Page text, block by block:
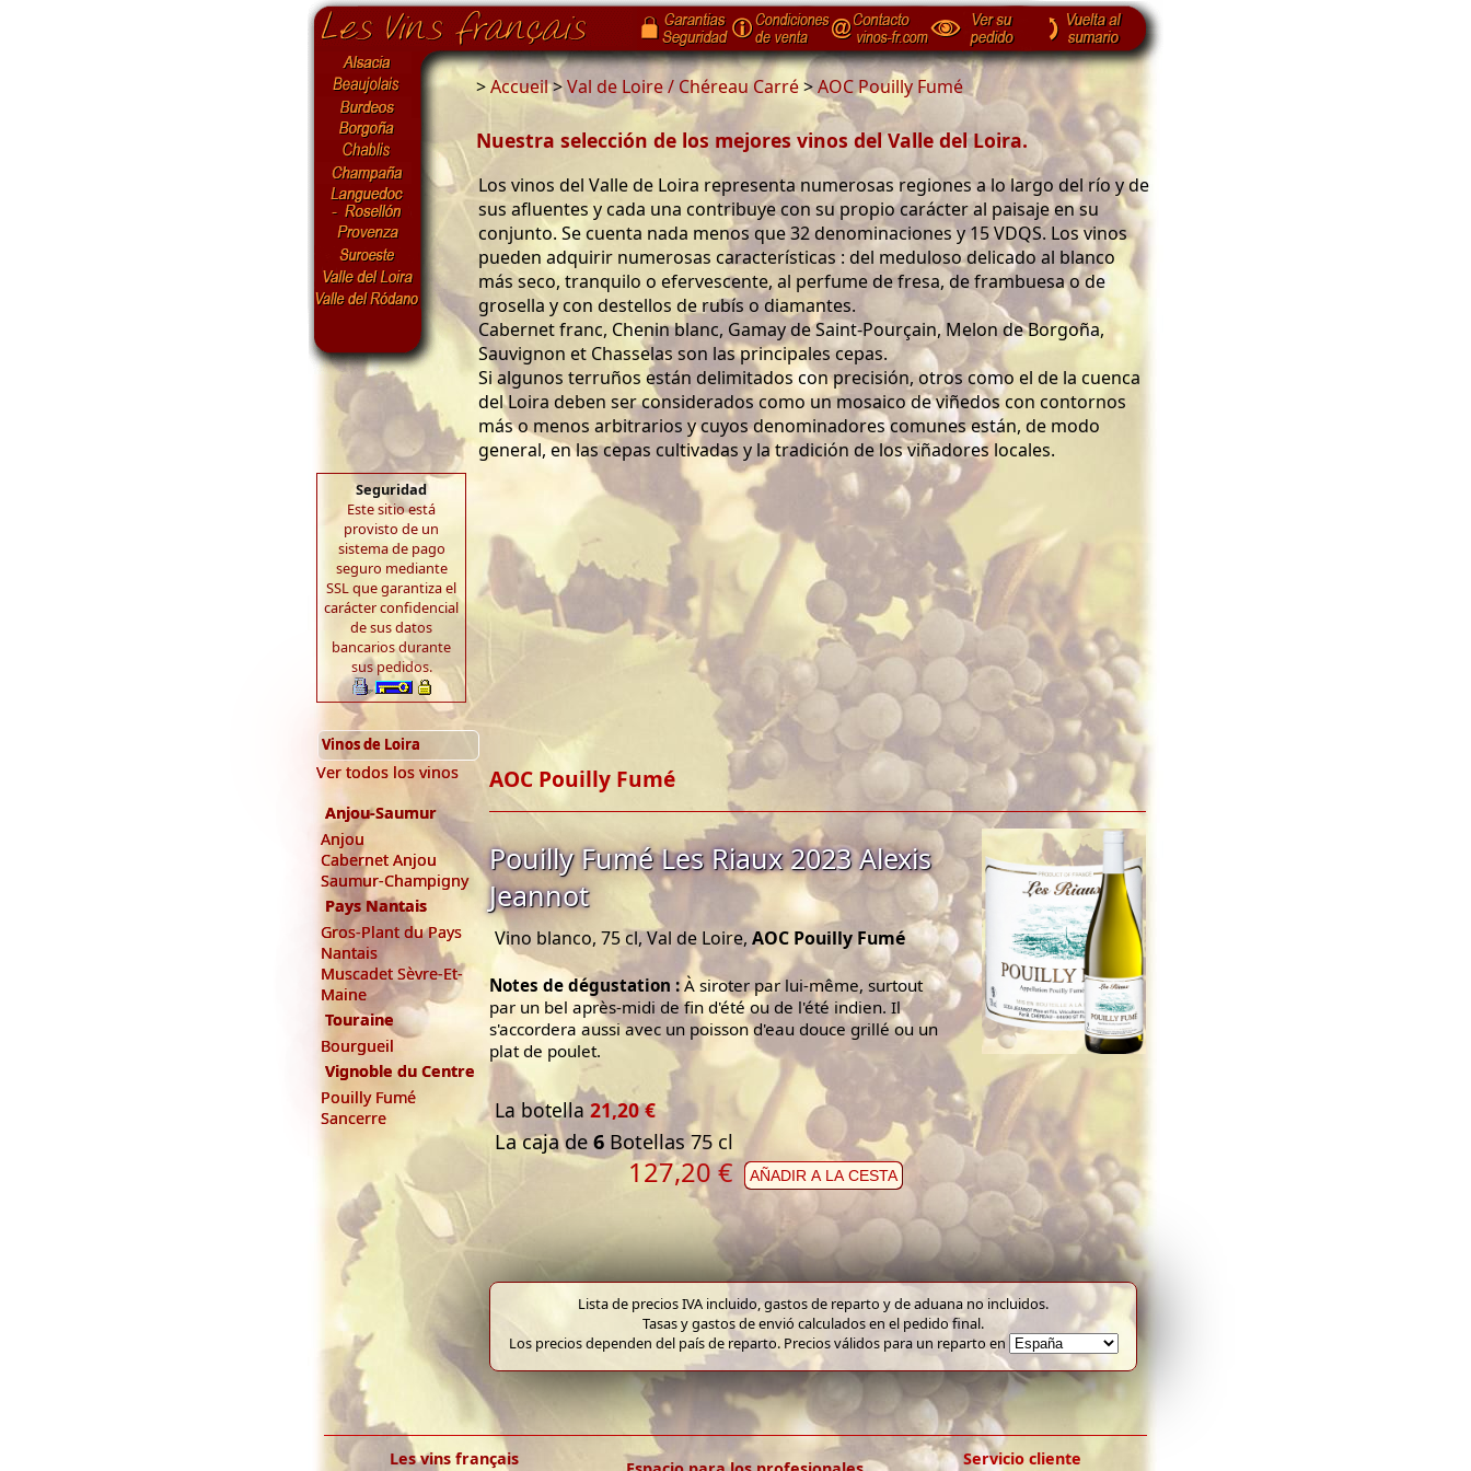
Seguridad
Este sitio está
provisto de un
sistema de pago
seguro mediante
SSL que garantiza el
carácter confidencial
de sus datos
bancarios durante
sus pedidos.
>Accueil>Val de Loire / Chéreau Carré>AOC Pouilly Fumé
Nuestra selección de los mejores vinos del Valle del Loira.
Los vinos del Valle de Loira representa numerosas regiones a lo largo del río y de
sus afluentes y cada una contribuye con su propio carácter al paisaje en su
conjunto. Se cuenta nada menos que 32 denominaciones y 15 VDQS. Los vinos
pueden adquirir numerosas características : del meduloso delicado al blanco
más seco, tranquilo o efervescente, al perfume de fresa, de frambuesa o de
grosella y con destellos de rubís o diamantes.
Cabernet franc, Chenin blanc, Gamay de Saint-Pourçain, Melon de Borgoña,
Sauvignon et Chasselas son las principales cepas.
Si algunos terruños están delimitados con precisión, otros como el de la cuenca
del Loira deben ser considerados como un mosaico de viñedos con contornos
más o menos arbitrarios y cuyos denominadores comunes están, de modo
general, en las cepas cultivadas y la tradición de los viñadores locales.
Vinos de Loira
Ver todos los vinos
Anjou-Saumur
Anjou
Cabernet Anjou
Saumur-Champigny
Pays Nantais
Gros-Plant du Pays
Nantais
Muscadet Sèvre-Et-
Maine
Touraine
Bourgueil
Vignoble du Centre
Pouilly Fumé
Sancerre
AOC Pouilly Fumé
Pouilly Fumé Les Riaux 2023 Alexis
Jeannot
Vino blanco, 75 cl, Val de Loire, AOC Pouilly Fumé
Notes de dégustation : À siroter par lui-même, surtout
par un bel après-midi de fin d'été ou de l'été indien. Il
s'accordera aussi avec un poisson d'eau douce grillé ou un
plat de poulet.
La botella 21,20 €
La caja de 6 Botellas 75 cl
127,20 € AÑADIR A LA CESTA
Lista de precios IVA incluido, gastos de reparto y de aduana no incluidos.
Tasas y gastos de envió calculados en el pedido final.
Los precios dependen del país de reparto. Precios válidos para un reparto en
Les vins français
Servicio cliente